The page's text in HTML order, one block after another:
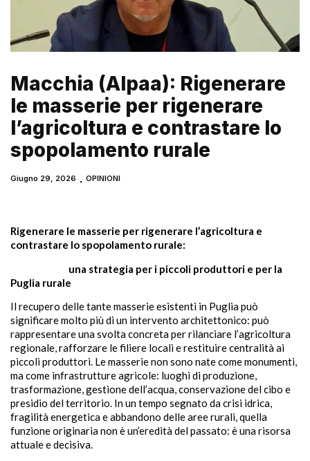
Macchia (Alpaa): Rigenerare
le masserie per rigenerare
l’agricoltura e contrastare lo
spopolamento rurale
Giugno 29, 2026 OPINIONI
Rigenerare le masserie per rigenerare l’agricoltura e
contrastare lo spopolamento rurale:
una strategia per i piccoli produttori e per la
Puglia rurale
Il recupero delle tante masserie esistenti in Puglia può
significare molto più di un intervento architettonico: può
rappresentare una svolta concreta per rilanciare l’agricoltura
regionale, rafforzare le filiere locali e restituire centralità ai
piccoli produttori. Le masserie non sono nate come monumenti,
ma come infrastrutture agricole: luoghi di produzione,
trasformazione, gestione dell’acqua, conservazione del cibo e
presidio del territorio. In un tempo segnato da crisi idrica,
fragilità energetica e abbandono delle aree rurali, quella
funzione originaria non è un’eredità del passato: è una risorsa
attuale e decisiva.